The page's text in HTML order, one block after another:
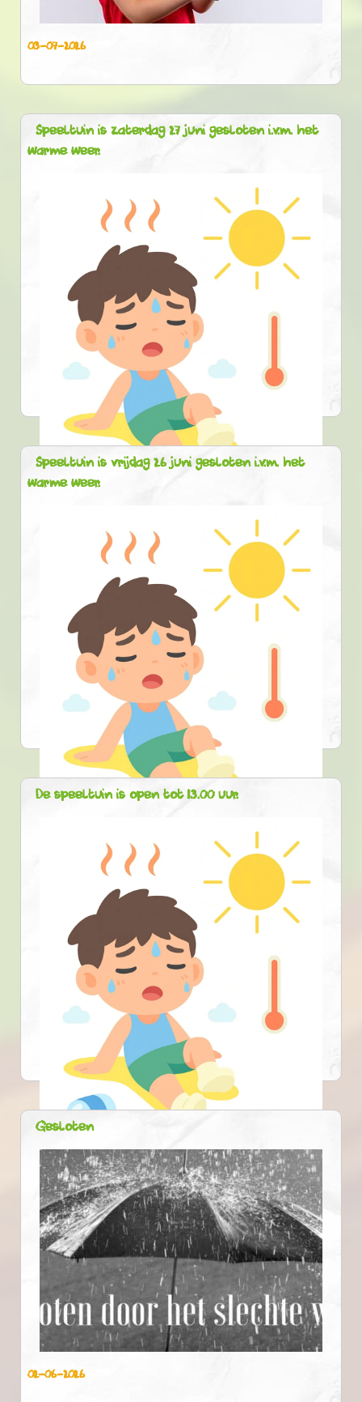
03-07-2026
Speeltuin is zaterdag 27 juni gesloten i.v.m. het
warme weer.
Speeltuin is vrijdag 26 juni gesloten i.v.m. het
warme weer.
De speeltuin is open tot 13.00 uur.
24-06-2026
Gesloten
02-06-2026